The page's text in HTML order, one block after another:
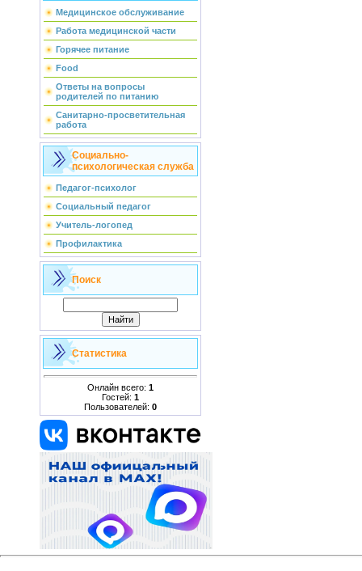
Медицинское обслуживание
Работа медицинской части
Горячее питание
Food
Ответы на вопросы
родителей по питанию
Санитарно-просветительная
работа
Социально-
психологическая служба
Педагог-психолог
Социальный педагог
Учитель-логопед
Профилактика
Поиск
Статистика
Онлайн всего: 1
Гостей: 1
Пользователей: 0